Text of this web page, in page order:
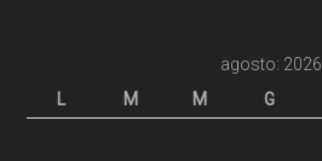
agosto: 2026
L
M M G